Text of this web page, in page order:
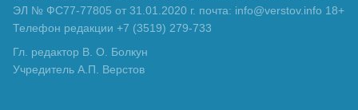
ЭЛ № ФС77-77805 от 31.01.2020 г. почта: info@verstov.info 18+
Телефон редакции +7 (3519) 279-733
Гл. редактор В. О. Болкун
Учредитель А.П. Верстов